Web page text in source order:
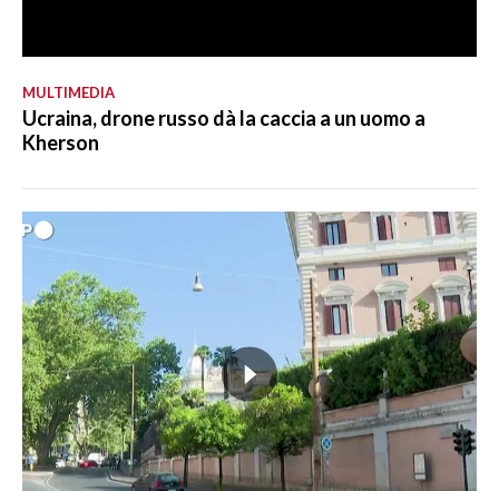
MULTIMEDIA
Ucraina, drone russo dà la caccia a un uomo a
Kherson